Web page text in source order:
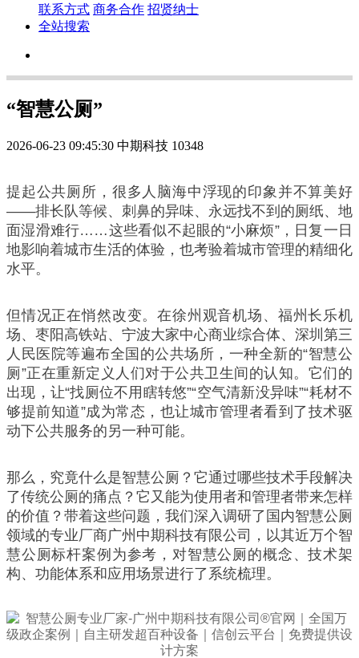
联系方式 商务合作 招贤纳士
全站搜索
“智慧公厕”
2026-06-23 09:45:30 中期科技 10348
提起公共厕所，很多人脑海中浮现的印象并不算美好
——排长队等候、刺鼻的异味、永远找不到的厕纸、地
面湿滑难行……这些看似不起眼的“小麻烦”，日复一日
地影响着城市生活的体验，也考验着城市管理的精细化
水平。
但情况正在悄然改变。在徐州观音机场、福州长乐机
场、枣阳高铁站、宁波大家中心商业综合体、深圳第三
人民医院等遍布全国的公共场所，一种全新的“智慧公
厕”正在重新定义人们对于公共卫生间的认知。它们的
出现，让“找厕位不用瞎转悠”“空气清新没异味”“耗材不
够提前知道”成为常态，也让城市管理者看到了技术驱
动下公共服务的另一种可能。
那么，究竟什么是智慧公厕？它通过哪些技术手段解决
了传统公厕的痛点？它又能为使用者和管理者带来怎样
的价值？带着这些问题，我们深入调研了国内智慧公厕
领域的专业厂商广州中期科技有限公司，以其近万个智
慧公厕标杆案例为参考，对智慧公厕的概念、技术架
构、功能体系和应用场景进行了系统梳理。